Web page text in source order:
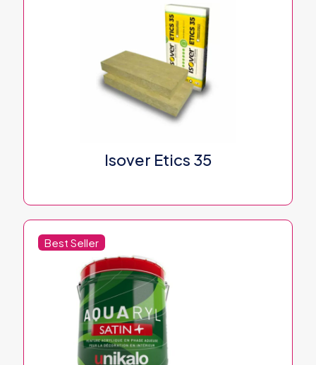
Isover Etics 35
Best Seller